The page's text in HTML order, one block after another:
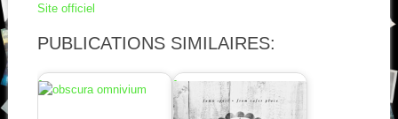
Site officiel
PUBLICATIONS SIMILAIRES: